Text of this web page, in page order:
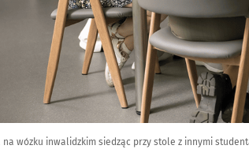
na wózku inwalidzkim siedząc przy stole z innymi